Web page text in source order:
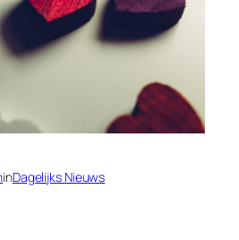
inDagelijks Nieuws